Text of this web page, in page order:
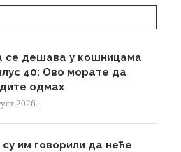
се дешава у кошницама
40: Ово морате да
одмах
2026.
су им говорили да неће